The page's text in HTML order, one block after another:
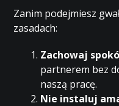
Zanim podejmiesz
zasadach:
Zachowaj
partnerem bez
naszą pracę.
Nie instaluj